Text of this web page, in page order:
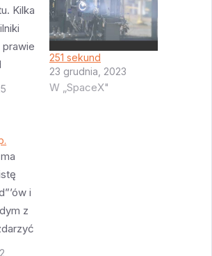
Kilka
prawie
95
do 3
od
251 sekund
23 grudnia, 2023
W „SpaceX"
i
z
to